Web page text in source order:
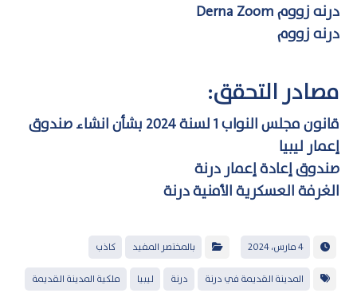
درنه زووم Derna Zoom
درنه زووم
مصادر التحقق:
قانون مجلس النواب 1 لسنة 2024 بشأن انشاء صندوق
إعمار ليبيا
صندوق إعادة إعمار درنة
الغرفة العسكرية الأمنية درنة
4 مارس، 2024 بالمختصر المفيد كاذب
المدينة القديمة في درنة درنة ليبيا ملكية المدينة القديمة